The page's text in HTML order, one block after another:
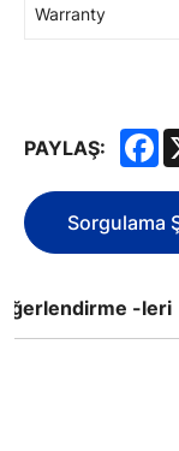
Warranty
PAYLAŞ:
Sorgulama
-leri